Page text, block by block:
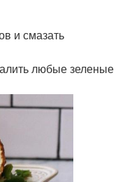
и смазать
любые зеленые